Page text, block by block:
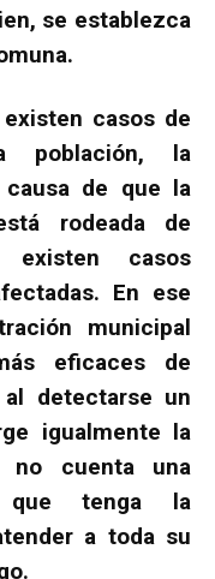
se establezca
casos de
población, la
de que la
rodeada de
casos
En ese
municipal
eficaces de
detectarse un
igualmente la
no cuenta una
que tenga la
a toda su